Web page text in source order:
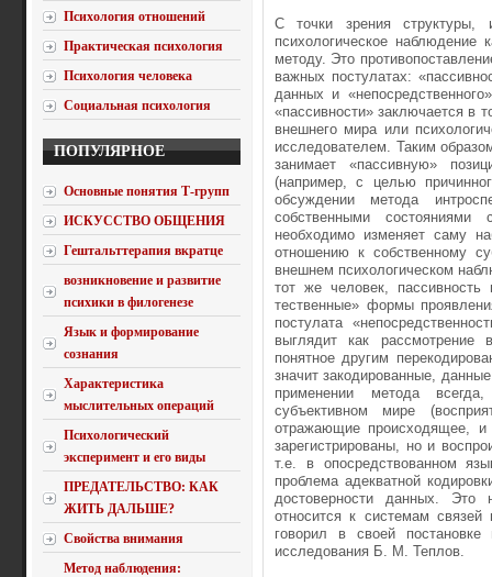
Психология отношений
Практическая психология
Психология человека
Социальная психология
ПОПУЛЯРНОЕ
Основные понятия Т-групп
ИСКУССТВО ОБЩЕНИЯ
Гештальттерапия вкратце
возникновение и развитие
психики в филогенезе
Язык и формирование
сознания
Характеристика
мыслительных операций
Психологический
эксперимент и его виды
ПРЕДАТЕЛЬСТВО: КАК
ЖИТЬ ДАЛЬШЕ?
Свойства внимания
Метод наблюдения:
С точки зрения структуры,
психологическое наблюдение
методу. Это
важных постулатах:
данных и
«пассивности» заключается в
внешнего мира или
исследователем. Таким
занимает «пассив­ную»
(например, с целью
обсуждении метода
собственными состояниями
необходимо изменяет саму
отношению к собственному
внешнем психологическом
тот же человек,
тественные» формы
постулата
выглядит как рассмотрение
понятное другим
значит закоди­рованные,
применении метода
субъективном мире
отражающие происходящее,
зарегистрированы, но и
т.е. в опосред­ствованном
проблема адекватной
достоверности данных. Это
относится к системам
говорил в своей постановке
исследования Б. М. Теплов.